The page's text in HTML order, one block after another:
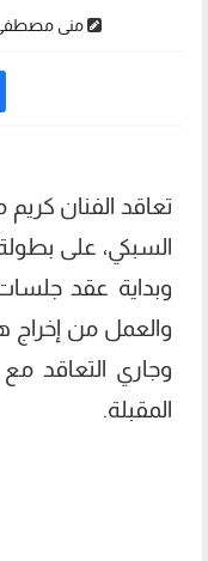
منى
تعاقد الفنان
السبكي، على
وبداية عقد
والعمل من إخراج
وجاري التعاقد
المقبلة.